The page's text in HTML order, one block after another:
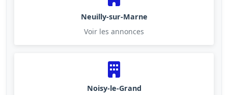
Neuilly-sur-Marne
Voir les annonces
Noisy-le-Grand